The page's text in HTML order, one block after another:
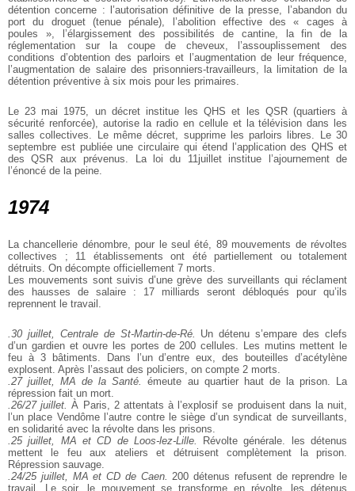
détention concerne : l’autorisation définitive de la presse, l’abandon du
port du droguet (tenue pénale), l’abolition effective des « cages à
poules », l’élargissement des possibilités de cantine, la fin de la
réglementation sur la coupe de cheveux, l’assouplissement des
conditions d’obtention des parloirs et l’augmentation de leur fréquence,
l’augmentation de salaire des prisonniers-travailleurs, la limitation de la
détention préventive à six mois pour les primaires.
Le 23 mai 1975, un décret institue les QHS et les QSR (quartiers à
sécurité renforcée), autorise la radio en cellule et la télévision dans les
salles collectives. Le même décret, supprime les parloirs libres. Le 30
septembre est publiée une circulaire qui étend l’application des QHS et
des QSR aux prévenus. La loi du 11juillet institue l’ajournement de
l’énoncé de la peine.
1974
La chancellerie dénombre, pour le seul été, 89 mouvements de révoltes
collectives ; 11 établissements ont été partiellement ou totalement
détruits. On décompte officiellement 7 morts.
Les mouvements sont suivis d’une grève des surveillants qui réclament
des hausses de salaire : 17 milliards seront débloqués pour qu’ils
reprennent le travail.
.30 juillet, Centrale de St-Martin-de-Ré.
Un détenu s’empare des clefs
d’un gardien et ouvre les portes de 200 cellules. Les mutins mettent le
feu à 3 bâtiments. Dans l’un d’entre eux, des bouteilles d’acétylène
explosent. Après l’assaut des policiers, on compte 2 morts.
.27 juillet, MA de la Santé.
émeute au quartier haut de la prison. La
répression fait un mort.
.26/27 juillet. À Paris, 2 attentats à l’explosif se produisent dans la nuit,
l’un place Vendôme l’autre contre le siège d’un syndicat de surveillants,
en solidarité avec la révolte dans les prisons.
.25 juillet, MA et CD de Loos-lez-Lille.
Révolte générale. les détenus
mettent le feu aux ateliers et détruisent complètement la prison.
Répression sauvage.
.24/25 juillet, MA et CD de Caen.
200 détenus refusent de reprendre le
travail. Le soir, le mouvement se transforme en révolte, les détenus